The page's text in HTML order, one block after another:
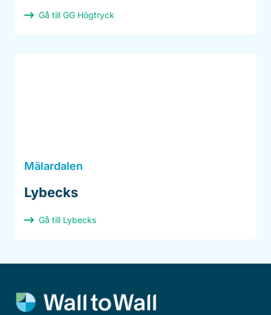
Gå till GG Högtryck
Mälardalen
Lybecks
Gå till Lybecks